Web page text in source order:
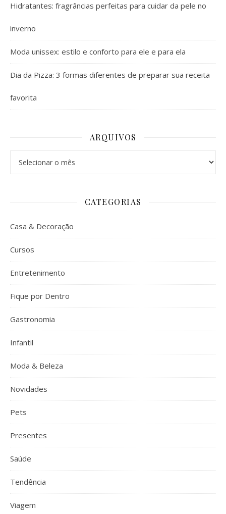
Hidratantes: fragrâncias perfeitas para cuidar da pele no
inverno
Moda unissex: estilo e conforto para ele e para ela
Dia da Pizza: 3 formas diferentes de preparar sua receita
favorita
ARQUIVOS
CATEGORIAS
Casa & Decoração
Cursos
Entretenimento
Fique por Dentro
Gastronomia
Infantil
Moda & Beleza
Novidades
Pets
Presentes
Saúde
Tendência
Viagem